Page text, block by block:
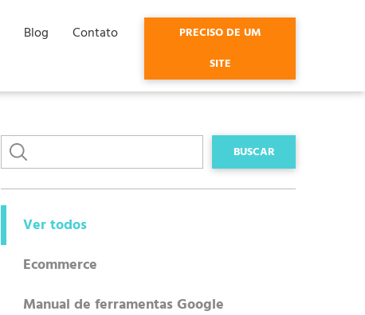
Blog Contato
PRECISO DE UM
SITE
Ver todos
Ecommerce
Manual de ferramentas Google